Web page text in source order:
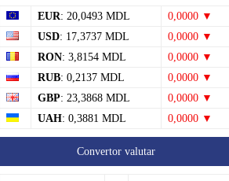
Autoritățile monitorizează
alimentarea cu apă la
Cosăuți, pe fondul scăderii
nivelului Nistrului
Soroca 7 august 2026